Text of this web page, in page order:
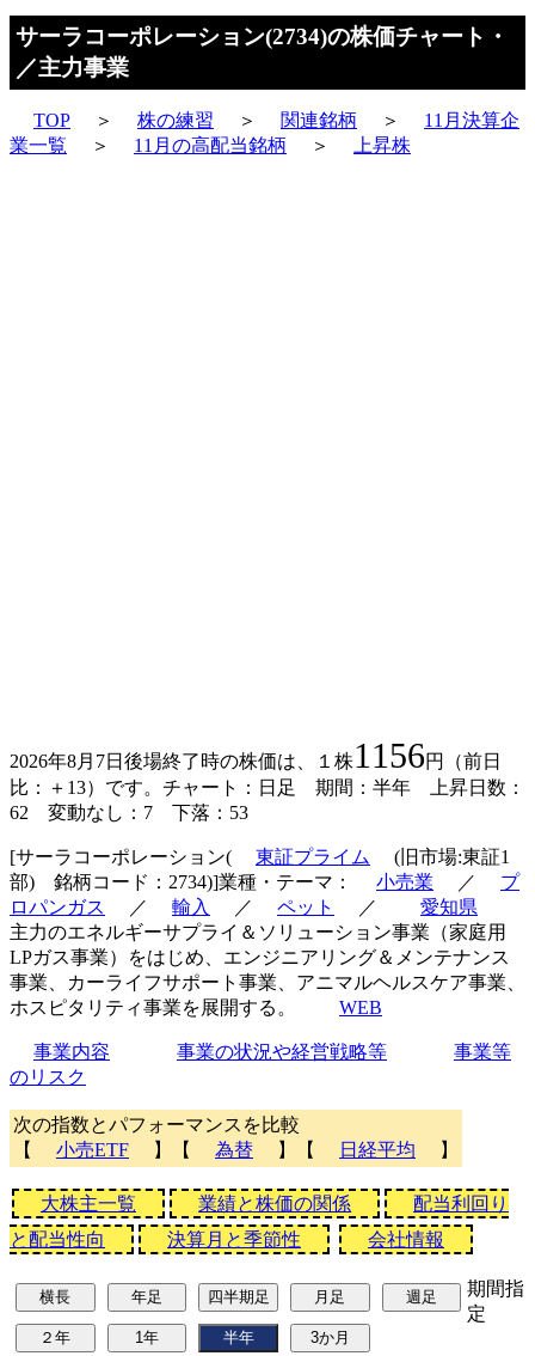
サーラコーポレーション(2734)の株価チャート・
／主力事業
TOP ＞ 株の練習 ＞ 関連銘柄 ＞
11月決算企
業一覧
＞ 11月の高配当銘柄 ＞ 上昇株
2026年8月7日後場終了時の株価は、１株1156円（前日
比：＋13）です。チャート：日足 期間：半年 上昇日数：
62 変動なし：7 下落：53
[サーラコーポレーション( 東証プライム
(旧市場:東証1
部) 銘柄コード：2734)]業種・テーマ：
小売業 ／
プ
ロパンガス
／ 輸入 ／ ペット ／
愛知県
主力のエネルギーサプライ＆ソリューション事業（家庭用
LPガス事業）をはじめ、エンジニアリング＆メンテナンス
事業、カーライフサポート事業、アニマルヘルスケア事業、
ホスピタリティ事業を展開する。
WEB
事業内容 事業の状況や経営戦略等
事業等
のリスク
次の指数とパフォーマンスを比較
【
小売ETF 】【 為替 】【 日経平均 】
大株主一覧 業績と株価の関係
配当利回り
と配当性向
決算月と季節性 会社情報
期間指
定